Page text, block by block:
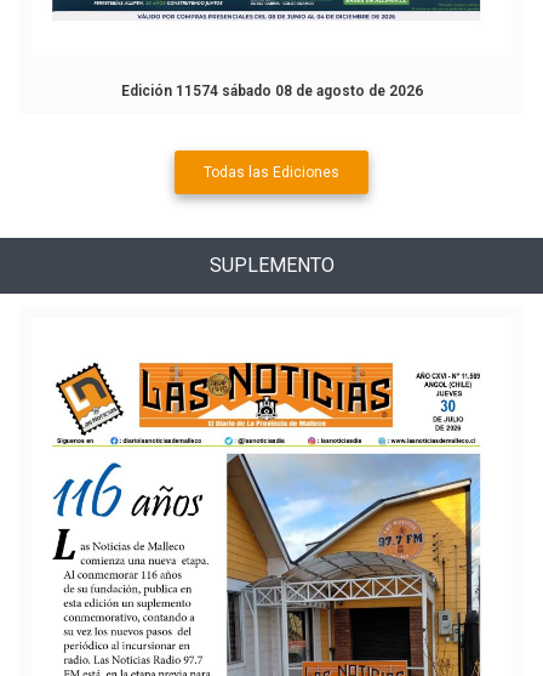
Edición 11574 sábado 08 de agosto de 2026
Todas las Ediciones
SUPLEMENTO